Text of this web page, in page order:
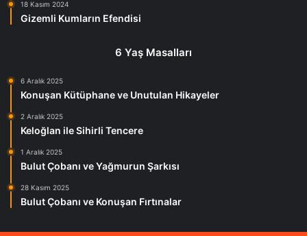
18 Kasım 2024
Gizemli Kumların Efendisi
6 Yaş Masalları
6 Aralık 2025
Konuşan Kütüphane ve Unutulan Hikayeler
2 Aralık 2025
Keloğlan ile Sihirli Tencere
1 Aralık 2025
Bulut Çobanı ve Yağmurun Şarkısı
28 Kasım 2025
Bulut Çobanı ve Konuşan Fırtınalar